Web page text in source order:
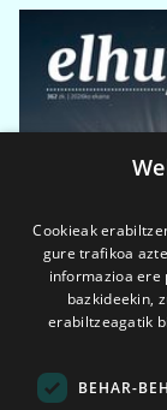
Cookieak
gure trafikoa
informazioa ere
bazkideekin,
erabiltzeagatik
BEHAR-